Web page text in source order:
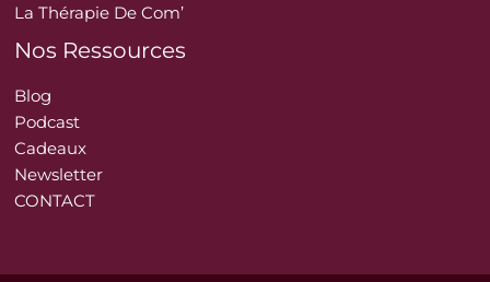
La Thérapie De Com’
Nos Ressources
Blog
Podcast
Cadeaux
Newsletter
CONTACT